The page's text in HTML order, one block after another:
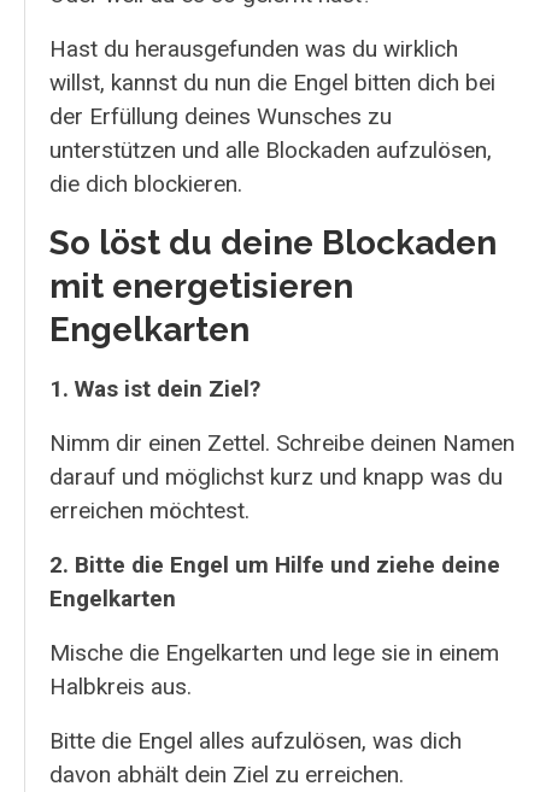
Hast du herausgefunden was du wirklich
willst, kannst du nun die Engel bitten dich bei
der Erfüllung deines Wunsches zu
unterstützen und alle Blockaden aufzulösen,
die dich blockieren.
So löst du deine Blockaden
mit energetisieren
Engelkarten
1. Was ist dein Ziel?
Nimm dir einen Zettel. Schreibe deinen Namen
darauf und möglichst kurz und knapp was du
erreichen möchtest.
2. Bitte die Engel um Hilfe und ziehe deine
Engelkarten
Mische die Engelkarten und lege sie in einem
Halbkreis aus.
Bitte die Engel alles aufzulösen, was dich
davon abhält dein Ziel zu erreichen.